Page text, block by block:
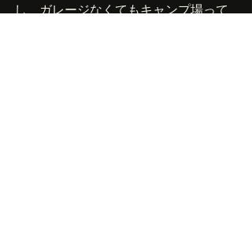
し、ガレージなくてもキャンプ場って